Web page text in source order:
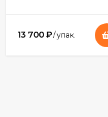
13 700₽/упак.